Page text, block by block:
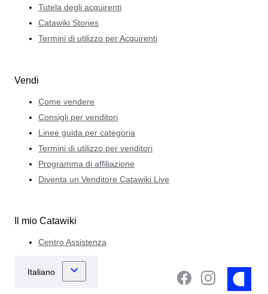
Tutela degli acquirenti
Catawiki Stories
Termini di utilizzo per Acquirenti
Vendi
Come vendere
Consigli per venditori
Linee guida per categoria
Termini di utilizzo per venditori
Programma di affiliazione
Diventa un Venditore Catawiki Live
Il mio Catawiki
Centro Assistenza